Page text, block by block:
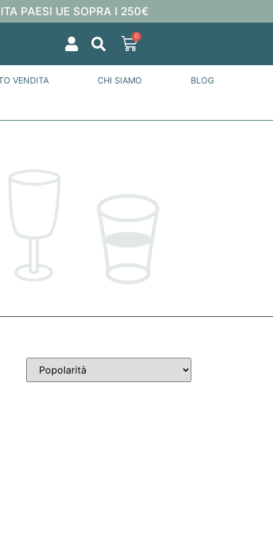
PAESI UE SOPRA I 250€
0
VENDITA CHI SIAMO BLOG